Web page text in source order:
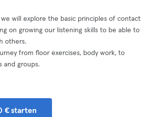
we will explore the basic principles of contact
on growing our listening skills to be able to
others.
from floor exercises, body work, to
and groups.
€ starten